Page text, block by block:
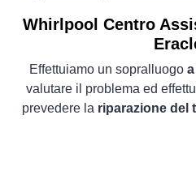
Whirlpool Centro
Effettuiamo un sopralluogo
valutare il problema ed
prevedere la riparazione del